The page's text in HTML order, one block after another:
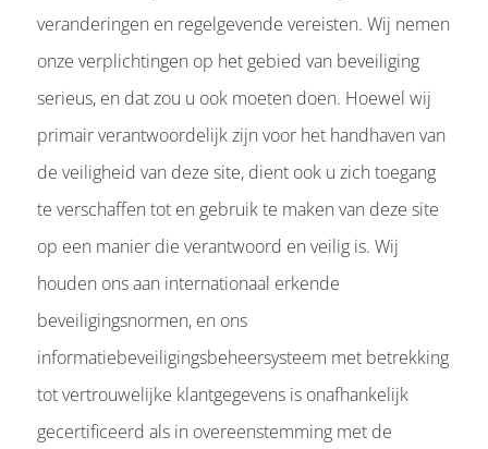
veranderingen en regelgevende vereisten. Wij nemen
onze verplichtingen op het gebied van beveiliging
serieus, en dat zou u ook moeten doen. Hoewel wij
primair verantwoordelijk zijn voor het handhaven van
de veiligheid van deze site, dient ook u zich toegang
te verschaffen tot en gebruik te maken van deze site
op een manier die verantwoord en veilig is. Wij
houden ons aan internationaal erkende
beveiligingsnormen, en ons
informatiebeveiligingsbeheersysteem met betrekking
tot vertrouwelijke klantgegevens is onafhankelijk
gecertificeerd als in overeenstemming met de